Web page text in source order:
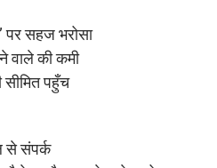
पर सहज भरोसा
की कमी
सीमित पहुँच
से संपर्क